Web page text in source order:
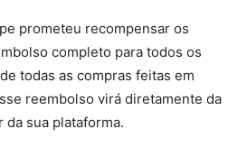
prometeu recompensar os
completo para todos os
todas as compras feitas em
reembolso virá diretamente da
da sua plataforma.